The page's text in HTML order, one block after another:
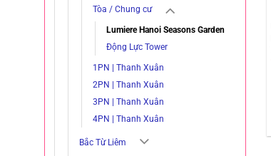
Tòa / Chung cư
Lumiere Hanoi Seasons Garden
Động Lực Tower
1PN | Thanh Xuân
2PN | Thanh Xuân
3PN | Thanh Xuân
4PN | Thanh Xuân
Bắc Từ Liêm